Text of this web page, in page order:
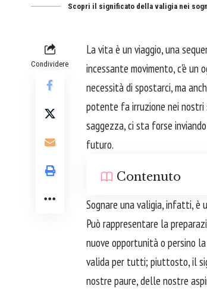
Scopri il significato della valigia nei
Condividere
La vita è un viaggio, una
incessante movimento, c'è un
necessità di spostarci, ma
potente fa irruzione nei nostri
saggezza, ci sta forse
futuro.
Contenuto
Sognare una valigia, infatti, è
Può rappresentare la
nuove opportunità o persino
valida per tutti; piuttosto, il
nostre paure, delle nostre